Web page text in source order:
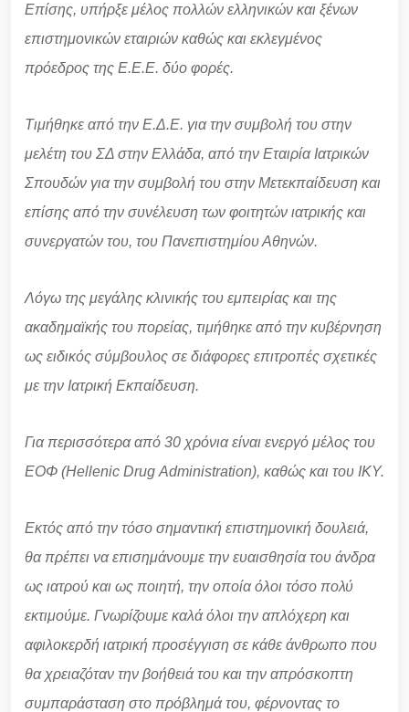
Επίσης, υπήρξε μέλος πολλών ελληνικών και ξένων
επιστημονικών εταιριών καθώς και εκλεγμένος
πρόεδρος της Ε.Ε.Ε. δύο φορές.
Τιμήθηκε από την Ε.Δ.Ε. για την συμβολή του στην
μελέτη του ΣΔ στην Ελλάδα, από την Εταιρία Ιατρικών
Σπουδών για την συμβολή του στην Μετεκπαίδευση και
επίσης από την συνέλευση των φοιτητών ιατρικής και
συνεργατών του, του Πανεπιστημίου Αθηνών.
Λόγω της μεγάλης κλινικής του εμπειρίας και της
ακαδημαϊκής του πορείας, τιμήθηκε από την κυβέρνηση
ως ειδικός σύμβουλος σε διάφορες επιτροπές σχετικές
με την Ιατρική Εκπαίδευση.
Για περισσότερα από 30 χρόνια είναι ενεργό μέλος του
ΕΟΦ (Hellenic Drug Administration), καθώς και του ΙΚΥ.
Εκτός από την τόσο σημαντική επιστημονική δουλειά,
θα πρέπει να επισημάνουμε την ευαισθησία του άνδρα
ως ιατρού και ως ποιητή, την οποία όλοι τόσο πολύ
εκτιμούμε. Γνωρίζουμε καλά όλοι την απλόχερη και
αφιλοκερδή ιατρική προσέγγιση σε κάθε άνθρωπο που
θα χρειαζόταν την βοήθειά του και την απρόσκοπτη
συμπαράσταση στο πρόβλημά του, φέρνοντας το